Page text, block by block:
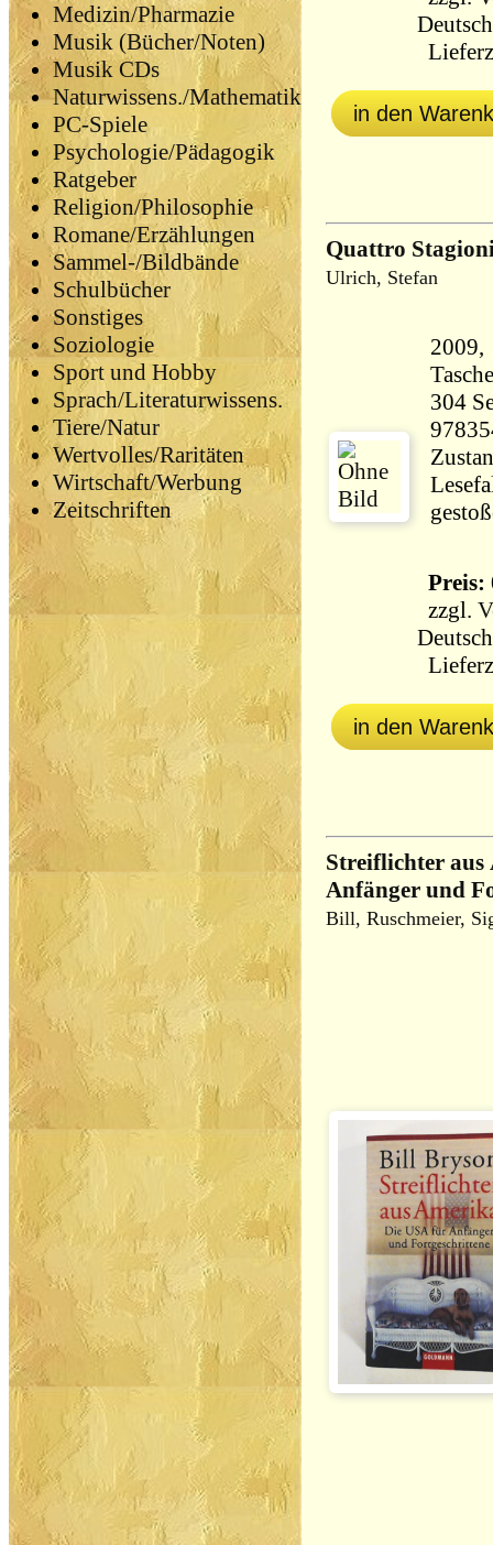
Medizin/Pharmazie
Musik (Bücher/Noten)
Musik CDs
Naturwissens./Mathematik
PC-Spiele
Psychologie/Pädagogik
Ratgeber
Religion/Philosophie
Romane/Erzählungen
Sammel-/Bildbände
Schulbücher
Sonstiges
Soziologie
Sport und Hobby
Sprach/Literaturwissens.
Tiere/Natur
Wertvolles/Raritäten
Wirtschaft/Werbung
Zeitschriften
in den
Quattro
Ulrich, Stefan
304 Seiten
Preis:
zzgl.
in den
Streiflichter
Anfänger und
Bill, Ruschmeier,